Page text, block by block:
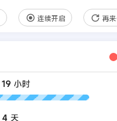
连续开启 再
19 小时
4 天